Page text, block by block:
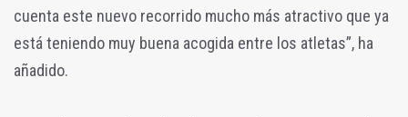
cuenta este nuevo recorrido mucho más atractivo que ya
está teniendo muy buena acogida entre los atletas”, ha
añadido.